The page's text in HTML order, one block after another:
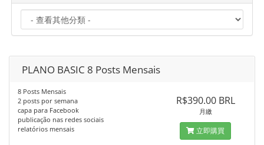
PLANO BASIC 8 Posts Mensais
8 Posts Mensais
2 posts por semana
capa para Facebook
publicação nas redes sociais
relatórios mensais
R$390.00 BRL
月繳
立即購買